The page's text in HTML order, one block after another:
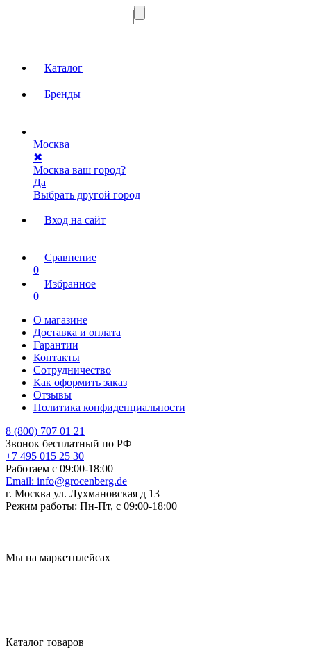
Каталог
Бренды
Москва
✖
Москва ваш город?
Да
Выбрать другой город
Вход на сайт
Сравнение
0
Избранное
0
О магазине
Доставка и оплата
Гарантии
Контакты
Сотрудничество
Как оформить заказ
Отзывы
Политика конфиденциальности
8 (800) 707 01 21
Звонок бесплатный по РФ
+7 495 015 25 30
Работаем с 09:00-18:00
Email: info@grocenberg.de
г. Москва ул. Лухмановская д 13
Режим работы: Пн-Пт, с 09:00-18:00
Мы на маркетплейсах
Каталог товаров